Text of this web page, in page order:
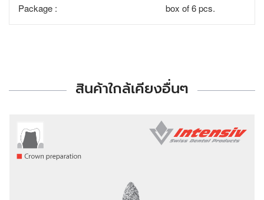
Package :
box of 6 pcs.
สินค้าใกล้เคียงอื่นๆ